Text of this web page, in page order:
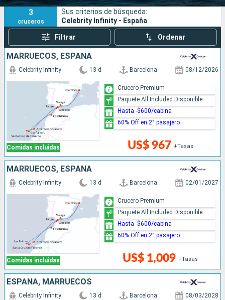
Buscar
3
cruceros
Sus criterios de búsqueda:
Celebrity Infinity - España
Filtrar Ordenar
MARRUECOS, ESPAÑA
Comidas incluidas
Celebrity Infinity 13 d Barcelona 08/12/2026
US$ 967 +Tasas
Crucero Premium
Paquete All Included Disponible
Hasta -$600/cabina
60% Off en 2° pasajero
MARRUECOS, ESPAÑA
Comidas incluidas
Celebrity Infinity 13 d Barcelona 02/01/2027
US$ 1,009 +Tasas
Crucero Premium
Paquete All Included Disponible
Hasta -$600/cabina
60% Off en 2° pasajero
ESPAÑA, MARRUECOS
Celebrity Infinity 13 d Barcelona 08/03/2028